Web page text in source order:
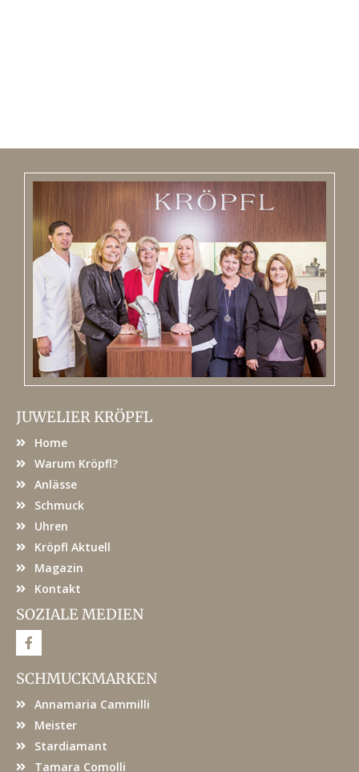
JUWELIER KRÖPFL
Home
Warum Kröpfl?
Anlässe
Schmuck
Uhren
Kröpfl Aktuell
Magazin
Kontakt
SOZIALE MEDIEN
F
a
e
b
o
SCHMUCKMARKEN
Annamaria Cammilli
Meister
Stardiamant
Tamara Comolli